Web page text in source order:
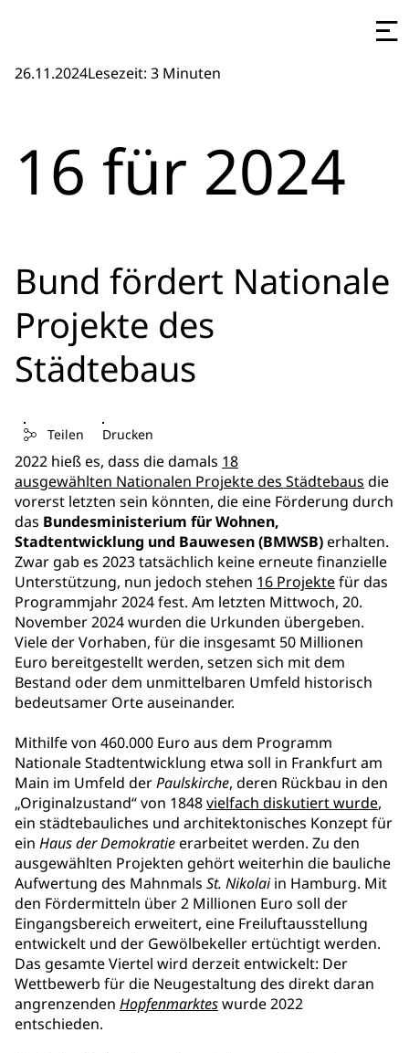
26.11.2024Lesezeit: 3 Minuten
16 für 2024
Bund fördert Nationale
Projekte des
Städtebaus
Teilen Drucken
2022 hieß es, dass die damals 18
ausgewählten Nationalen Projekte des Städtebaus die
vorerst letzten sein könnten, die eine Förderung durch
das Bundesministerium für Wohnen,
Stadtentwicklung und Bauwesen (BMWSB)erhalten.
Zwar gab es 2023 tatsächlich keine erneute finanzielle
Unterstützung, nun jedoch stehen 16 Projektefür das
Programmjahr 2024 fest. Am letzten Mittwoch, 20.
November 2024 wurden die Urkunden übergeben.
Viele der Vorhaben, für die insgesamt 50 Millionen
Euro bereitgestellt werden, setzen sich mit dem
Bestand oder dem unmittelbaren Umfeld historisch
bedeutsamer Orte auseinander.
Mithilfe von 460.000 Euro aus dem Programm
Nationale Stadtentwicklung etwa soll in Frankfurt am
Main im Umfeld derPaulskirche, deren Rückbau in den
„Originalzustand“ von 1848vielfach diskutiert wurde,
ein städtebauliches und architektonisches Konzept für
ein Haus der Demokratieerarbeitet werden. Zu den
ausgewählten Projekten gehört weiterhin die bauliche
Aufwertung des Mahnmals St. Nikolaiin Hamburg. Mit
den Fördermitteln über 2 Millionen Euro soll der
Eingangsbereich erweitert, eine Freiluftausstellung
entwickelt und der Gewölbekeller ertüchtigt werden.
Das gesamte Viertel wird derzeit entwickelt: Der
Wettbewerb für die Neugestaltung des direkt daran
angrenzenden Hopfenmarkteswurde 2022
entschieden.